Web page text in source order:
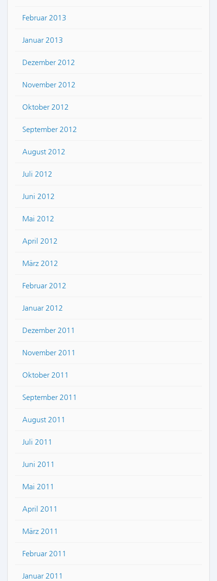
Februar 2013
Januar 2013
Dezember 2012
November 2012
Oktober 2012
September 2012
August 2012
Juli 2012
Juni 2012
Mai 2012
April 2012
März 2012
Februar 2012
Januar 2012
Dezember 2011
November 2011
Oktober 2011
September 2011
August 2011
Juli 2011
Juni 2011
Mai 2011
April 2011
März 2011
Februar 2011
Januar 2011